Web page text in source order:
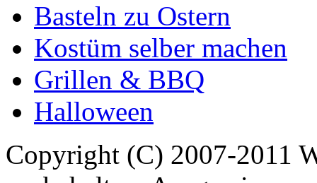
Basteln zu Ostern
Kostüm selber machen
Grillen & BBQ
Halloween
Copyright (C) 2007-2011